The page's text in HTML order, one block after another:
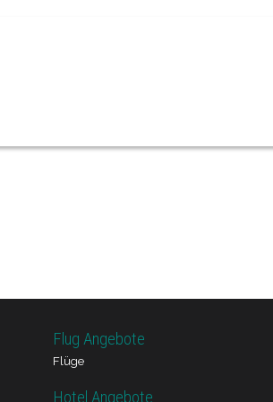
Flug Angebote
Flüge
Hotel Angebote